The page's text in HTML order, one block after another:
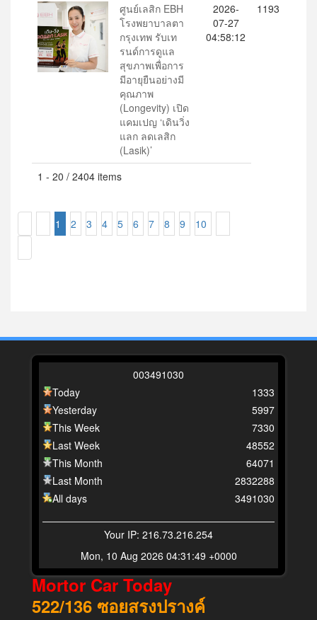
ศูนย์เลสิก EBH
โรงพยาบาลตา
กรุงเทพ รับเท
รนด์การดูแล
สุขภาพเพื่อการ
มีอายุยืนอย่างมี
คุณภาพ
(Longevity) เปิด
แคมเปญ ‘เดินวิ่ง
แลก ลดเลสิก
(Lasik)’
2026-
07-27
04:58:12
1193
1 - 20 / 2404 items
1 2 3 4 5 6 7 8 9 10
003491030
Today
Yesterday
This Week
Last Week
This Month
Last Month
All days
1333
5997
7330
48552
64071
2832288
3491030
Your IP: 216.73.216.254
Mon, 10 Aug 2026 04:31:49 +0000
Mortor Car Today
522/136 ซอยสรงปรางค์